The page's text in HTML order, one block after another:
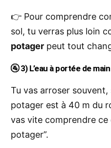
👉 Pour comprendre
sol, tu verras plus loin
potager peut tout
🚰3) L’eau à portée de main
Tu vas arroser
potager est à 40 m du
vas vite comprendre ce
potager”.